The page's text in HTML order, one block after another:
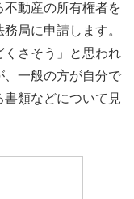
不動産の所有権者を
局に申請します。
くさそう」と思われ
、一般の方が自分で
類などについて見